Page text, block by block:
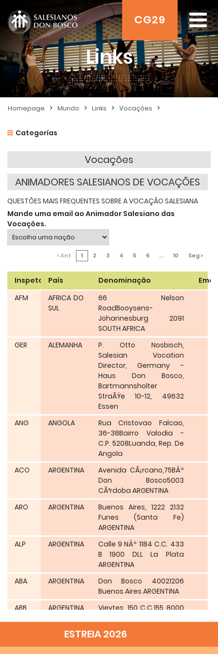
CG29
Links
Homepage > Mundo > Links > Vocações >
Categorías
Vocações
ANIMADORES SALESIANOS DE VOCAÇÕES
QUESTÕES MAIS FREQUENTES SOBRE A VOCAÇÃO SALESIANA
Mande uma email ao Animador Salesiano das
Vocações.
< Ant 1 2 3 4 5 6 ... 10 Seg >
InspetoriaPaís Denominação
Email
AFM
AFRICA DO
SUL
66 Nelson
RoadBooysens-
Johannesburg 2091
SOUTH AFRICA
GER
ALEMANHA
P. Otto Nosbisch,
Salesian Vocation
Director, Germany -
Haus Don Bosco,
Bartmannsholter
StraÃŸe 10-12, 49632
Essen
ANG
ANGOLA
Rua Cristovao Falcao,
36-38Bairro Valodia -
C.P. 5208Luanda, Rep. De
Angola
ACO
ARGENTINA
Avenida CÃ¡rcano,75BÂº
Don Bosco5003
CÃ³rdoba ARGENTINA
ARO
ARGENTINA
Buenos Aires, 1222 2132
Funes (Santa Fe)
ARGENTINA
ALP
ARGENTINA
Calle 9 NÂº 1184 C.C. 433
B 1900 DLL La Plata
ARGENTINA
ABA
ARGENTINA
Don Bosco 40021206
Buenos Aires ARGENTINA
ABB
ARGENTINA
Vieytes, 150 C.C.155 8000
AUSTRALIA
Macedon StreetSunbury
Vic 3429 AUSTRALIA
ESTREIA 2026